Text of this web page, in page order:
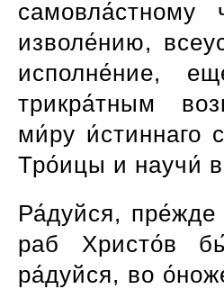
самовла́стному
изволе́нию,
исполне́ние,
трикра́тным
ми́ру и́стиннаго
Тро́ицы и научи́
Ра́дуйся,
раб Христо́в
ра́дуйся, во